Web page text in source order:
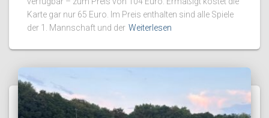
Karte gar nur 65 Euro. Im Preis enthalten sind alle Spiele
der 1. Mannschaft und der Weiterlesen